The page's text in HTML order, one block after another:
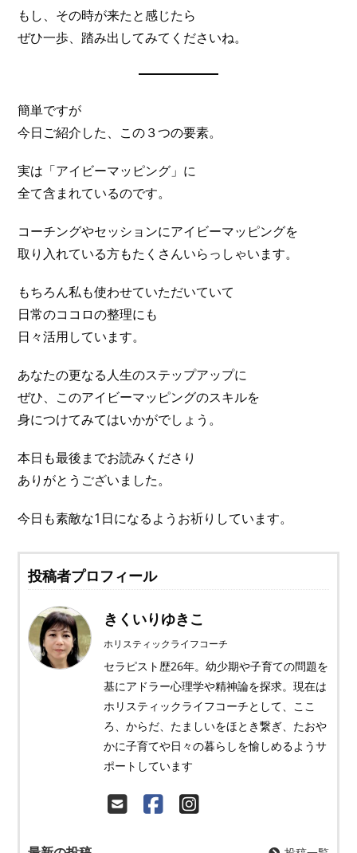
もし、その時が来たと感じたら
ぜひ一歩、踏み出してみてくださいね。
簡単ですが
今日ご紹介した、この３つの要素。
実は「アイビーマッピング」に
全て含まれているのです。
コーチングやセッションにアイビーマッピングを
取り入れている方もたくさんいらっしゃいます。
もちろん私も使わせていただいていて
日常のココロの整理にも
日々活用しています。
あなたの更なる人生のステップアップに
ぜひ、このアイビーマッピングのスキルを
身につけてみてはいかがでしょう。
本日も最後までお読みくださり
ありがとうございました。
今日も素敵な1日になるようお祈りしています。
投稿者プロフィール
きくいりゆきこ
ホリスティックライフコーチ
セラピスト歴26年。幼少期や子育ての問題を
基にアドラー心理学や精神論を探求。現在は
ホリスティックライフコーチとして、ここ
ろ、からだ、たましいをほとき繋ぎ、たおや
かに子育てや日々の暮らしを愉しめるようサ
ポートしています